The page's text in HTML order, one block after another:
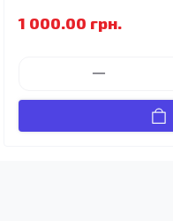
1 000.00 грн.